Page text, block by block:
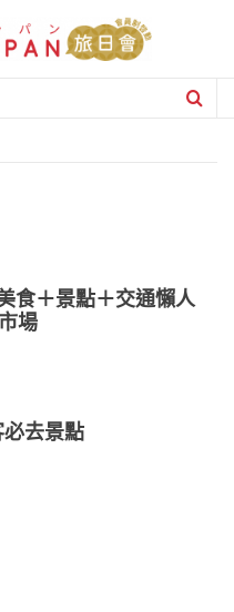
食＋景點＋交通懶人
場
去景點